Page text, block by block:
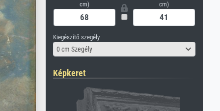
cm)
cm)
Kiegészítő szegély
0 cm Szegély
Képkeret